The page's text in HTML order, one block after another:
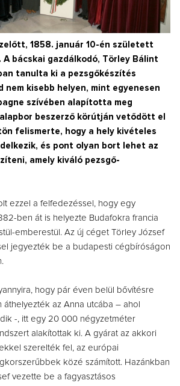
1858. január 10-én született
A bácskai gazdálkodó, Törley Bálint
tanulta ki a pezsgőkészítés
nem kisebb helyen, mint egyenesen
szívében alapította meg
beszerző körútján vetődött el
felismerte, hogy a hely kivételes
és pont olyan bort lehet az
amely kiváló pezsgő-
ezzel a felfedezéssel, hogy egy
ben át is helyezte Budafokra francia
emberestül. Az új céget Törley József
jegyezték be a budapesti cégbíróságon
hogy pár éven belül bővítésre
áthelyezték az Anna utcába – ahol
-, itt egy 20 000 négyzetméter
alakítottak ki. A gyárat az akkori
szerelték fel, az európai
közé számított. Hazánkban
vezette be a fagyasztásos